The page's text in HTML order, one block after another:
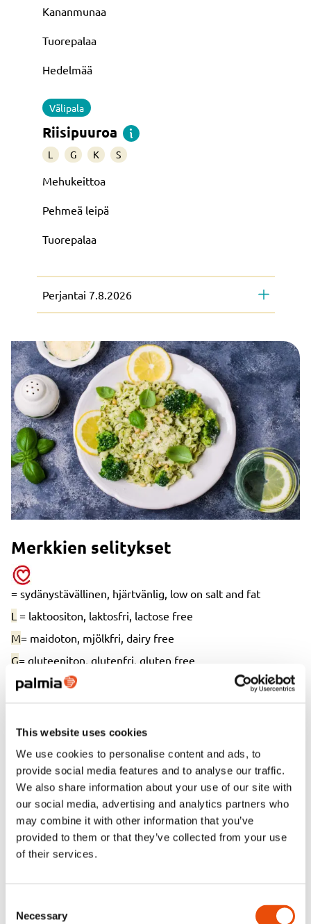
This website uses cookies
We use cookies to personalise content and ads, to
provide social media features and to analyse our traffic.
We also share information about your use of our site with
our social media, advertising and analytics partners who
may combine it with other information that you’ve
provided to them or that they’ve collected from your use
of their services.
Selection
Necessary
Kananmunaa
Tuorepalaa
Hedelmää
Välipala
Riisipuuroa
L G K S
Mehukeittoa
Pehmeä leipä
Tuorepalaa
Perjantai 7.8.2026
Merkkien selitykset
= sydänystävällinen, hjärtvänlig, low on salt and fat
L = laktoositon, laktosfri, lactose free
M= maidoton, mjölkfri, dairy free
G= gluteeniton, glutenfri, gluten free
K= kananmunaton, utan ägg, egg free
VEG = vegaaninen, vegansk, vegan
Tutustu toimintaamme